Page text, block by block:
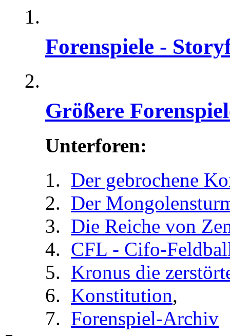
Forenspiele -
Größere
Unterforen:
Der gebrochene
Der
Die Reiche von
CFL - Cifo-
Kronus die
Konstitution,
Forenspiel-Archiv